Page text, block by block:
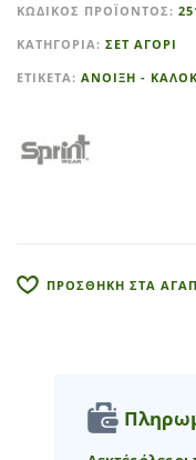
t
e
r
t
ΚΩΔΙΚΌΣ ΠΡΟΪΌΝΤΟΣ:
ΚΑΤΗΓΟΡΊΑ: ΣΕΤ ΑΓΟΡΙ
ΕΤΙΚΈΤΑ: ΑΝΟΙΞΗ -
ΠΡΟΣΘΗΚΗ ΣΤΑ